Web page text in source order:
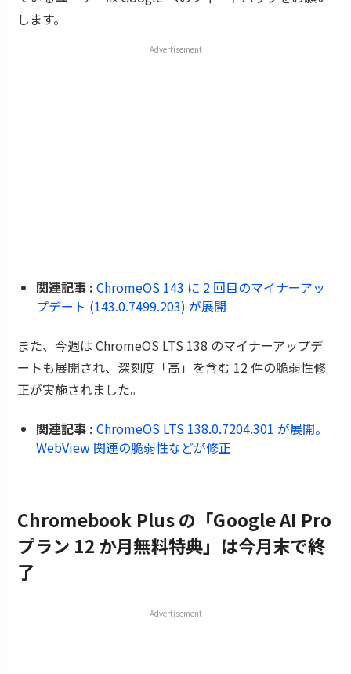
します。
Advertisement
関連記事 : ChromeOS 143 に 2 回目のマイナーアッ
プデート (143.0.7499.203) が展開
また、今週は ChromeOS LTS 138 のマイナーアップデ
ートも展開され、深刻度「高」を含む 12 件の脆弱性修
正が実施されました。
関連記事 : ChromeOS LTS 138.0.7204.301 が展開。
WebView 関連の脆弱性などが修正
Chromebook Plus の「Google AI Pro
プラン 12 か月無料特典」は今月末で終
了
Advertisement